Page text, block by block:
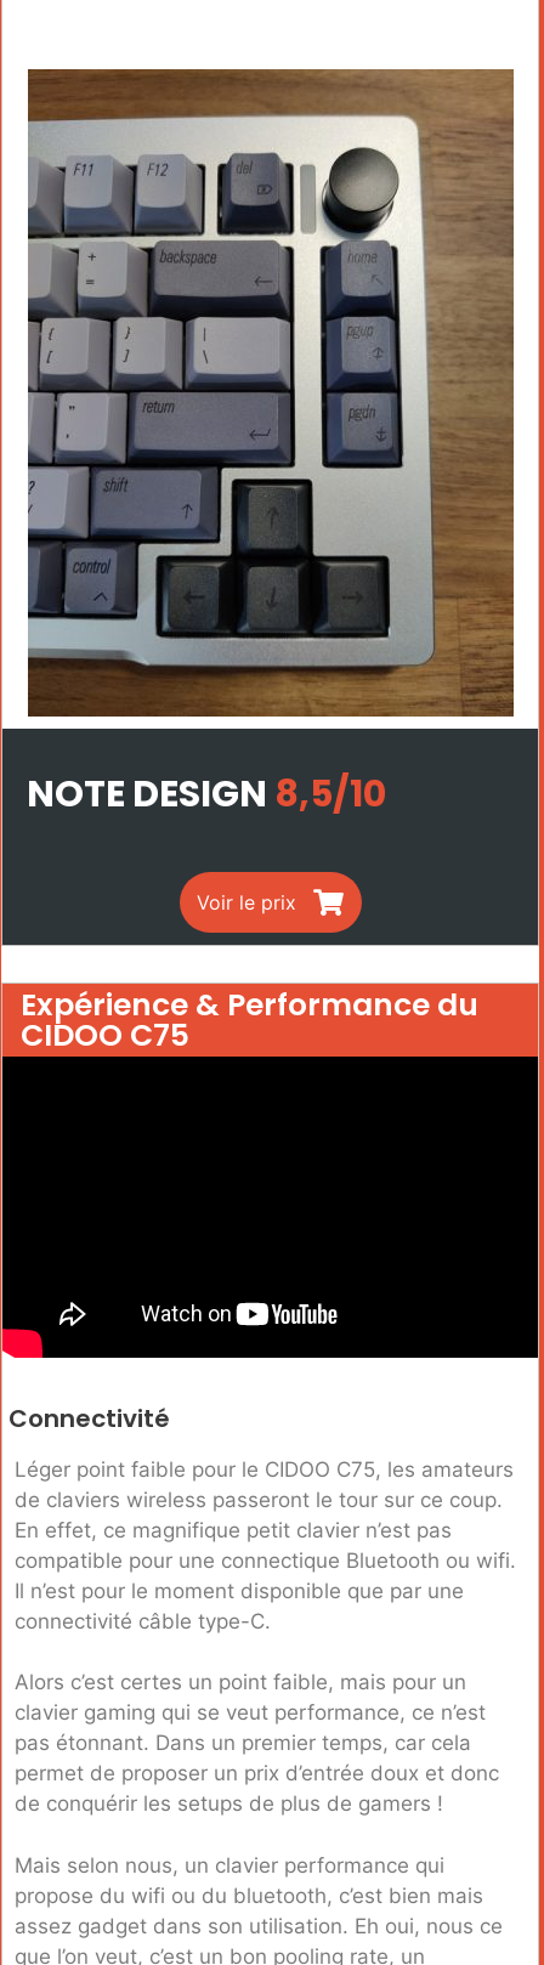
NOTE DESIGN 8,5/10
Voir le prix
Expérience & Performance du
CIDOO C75
Connectivité
Léger point faible pour le CIDOO C75, les amateurs
de claviers wireless passeront le tour sur ce coup.
En effet, ce magnifique petit clavier n’est pas
compatible pour une connectique Bluetooth ou wifi.
Il n’est pour le moment disponible que par une
connectivité câble type-C.
Alors c’est certes un point faible, mais pour un
clavier gaming qui se veut performance, ce n’est
pas étonnant. Dans un premier temps, car cela
permet de proposer un prix d’entrée doux et donc
de conquérir les setups de plus de gamers !
Mais selon nous, un clavier performance qui
propose du wifi ou du bluetooth, c’est bien mais
assez gadget dans son utilisation. Eh oui, nous ce
que l’on veut, c’est un bon pooling rate, un